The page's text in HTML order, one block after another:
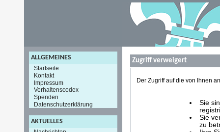
ALLGEMEINES
Startseite
Kontakt
Impressum
Verhaltenscodex
Spenden
Datenschutzerklärung
AKTUELLES
Zugriff verweigert
Der Zugriff auf die von Ihnen
Sie
Sie
zu